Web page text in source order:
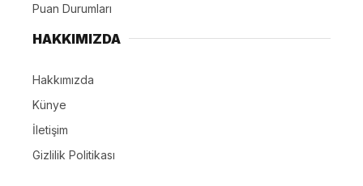
Puan Durumları
HAKKIMIZDA
Hakkımızda
Künye
İletişim
Gizlilik Politikası